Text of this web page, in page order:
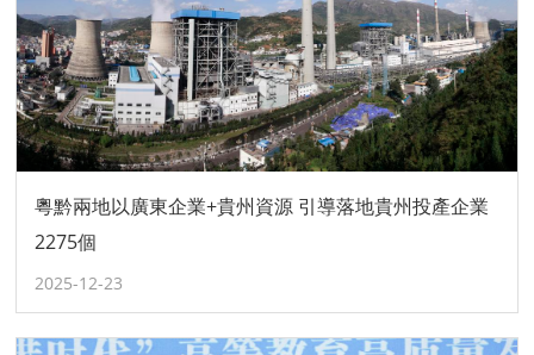
粵黔兩地以廣東企業+貴州資源 引導落地貴州投產企業
2275個
2025-12-23